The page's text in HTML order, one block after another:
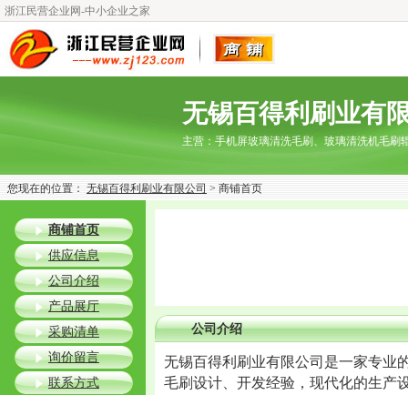
浙江民营企业网-中小企业之家
无锡百得利刷业有
主营： 手机屏玻璃清洗毛刷、玻璃清洗机毛刷
您现在的位置： 无锡百得利刷业有限公司 > 商铺首页
公司介绍
无锡百得利刷业有限公司是一家专业
毛刷设计、开发经验，现代化的生产
商铺首页
供应信息
公司介绍
产品展厅
采购清单
询价留言
联系方式